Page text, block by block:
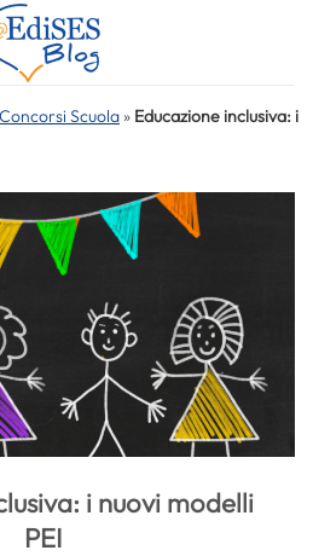
Concorsi Scuola » Educazione inclusiva: i
i nuovi modelli
PEI